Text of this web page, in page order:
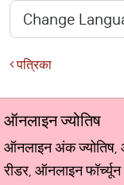
पत्रिका
ऑनलाइन ज्योतिष
ऑनलाइन अंक ज्योतिष,
रीडर, ऑनलाइन